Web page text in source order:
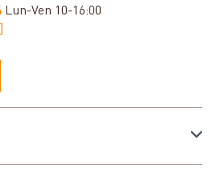
Lun-Ven 10-16:00